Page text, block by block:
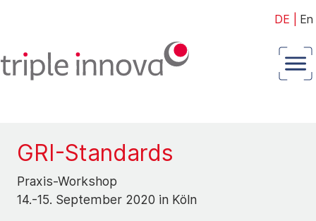
DE En
GRI-Standards
Praxis-Workshop
14.-15. September 2020 in Köln